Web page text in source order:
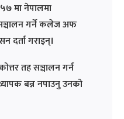
मा नेपालमा
सञ्चालन गर्ने कलेज अफ
दर्ता गराइन्।
तह सञ्चालन गर्न
बन्न नपाउनु उनको